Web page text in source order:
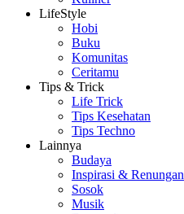
LifeStyle
Hobi
Buku
Komunitas
Ceritamu
Tips & Trick
Life Trick
Tips Kesehatan
Tips Techno
Lainnya
Budaya
Inspirasi & Renungan
Sosok
Musik